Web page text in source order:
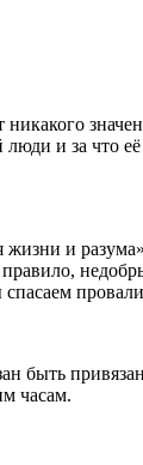
и за
и
быть
часам.